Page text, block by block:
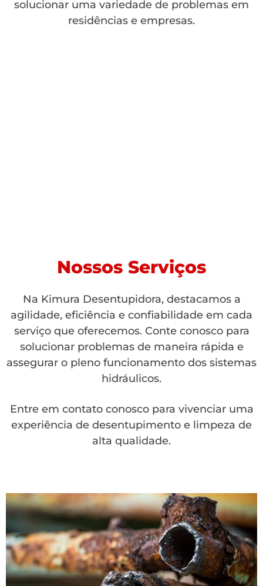
solucionar uma variedade de problemas em
residências e empresas.
Nossos Serviços
Na Kimura Desentupidora, destacamos a
agilidade, eficiência e confiabilidade em cada
serviço que oferecemos. Conte conosco para
solucionar problemas de maneira rápida e
assegurar o pleno funcionamento dos sistemas
hidráulicos.
Entre em contato conosco para vivenciar uma
experiência de desentupimento e limpeza de
alta qualidade.